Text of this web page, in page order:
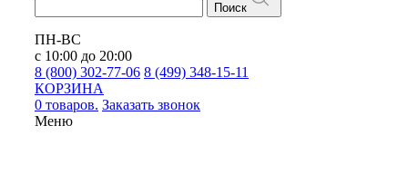
Поиск
ПН-ВС
с 10:00 до 20:00
8 (800) 302-77-06 8 (499) 348-15-11
КОРЗИНА
0 товаров. Заказать звонок
Меню